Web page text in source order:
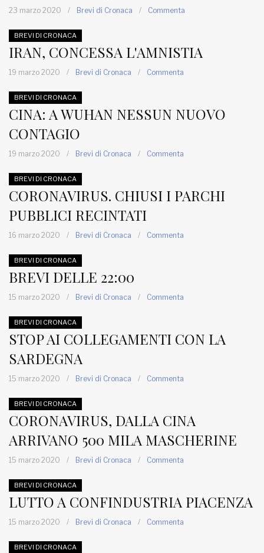
23 marzo 2020 / Brevi di Cronaca / Commenta
BREVI DI CRONACA
IRAN, CONCESSA L'AMNISTIA
19 marzo 2020 / Brevi di Cronaca / Commenta
BREVI DI CRONACA
CINA: A WUHAN NESSUN NUOVO
CONTAGIO
19 marzo 2020 / Brevi di Cronaca / Commenta
BREVI DI CRONACA
CORONAVIRUS. CHIUSI I PARCHI
PUBBLICI RECINTATI
16 marzo 2020 / Brevi di Cronaca / Commenta
BREVI DI CRONACA
BREVI DELLE 22:00
15 marzo 2020 / Brevi di Cronaca / Commenta
BREVI DI CRONACA
STOP AI COLLEGAMENTI CON LA
SARDEGNA
15 marzo 2020 / Brevi di Cronaca / Commenta
BREVI DI CRONACA
CORONAVIRUS, DALLA CINA
ARRIVANO 500 MILA MASCHERINE
15 marzo 2020 / Brevi di Cronaca / Commenta
BREVI DI CRONACA
LUTTO A CONFINDUSTRIA PIACENZA
15 marzo 2020 / Brevi di Cronaca / Commenta
BREVI DI CRONACA